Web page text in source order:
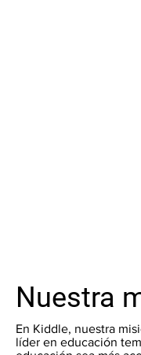
En Kiddle, nuestra
líder en educación
Nuestra